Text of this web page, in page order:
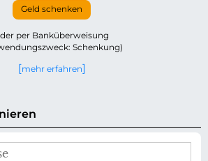
Geld schenken
per Banküberweisung
Schenkung)
mehr erfahren